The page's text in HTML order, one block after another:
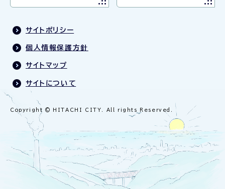
サイトポリシー
個人情報保護方針
サイトマップ
サイトについて
Copyright © HITACHI CITY. All rights Reserved.